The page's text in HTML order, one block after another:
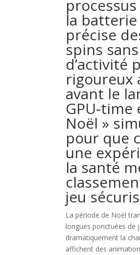
la
précise
spins
d’activité
rigoureux
avant le
Noël »
pour que
une
la santé
jeu
La période de Noël
longues ponctuées de
dramatiquement la
affichent des